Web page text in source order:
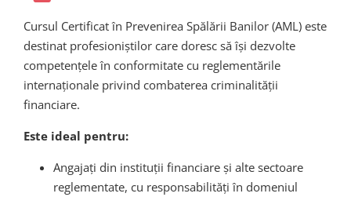
Cursul Certificat în Prevenirea Spălării Banilor (AML) este
destinat profesioniștilor care doresc să își dezvolte
competențele în conformitate cu reglementările
internaționale privind combaterea criminalității
financiare.
Este ideal pentru:
Angajați din instituții financiare și alte sectoare
reglementate, cu responsabilități în domeniul